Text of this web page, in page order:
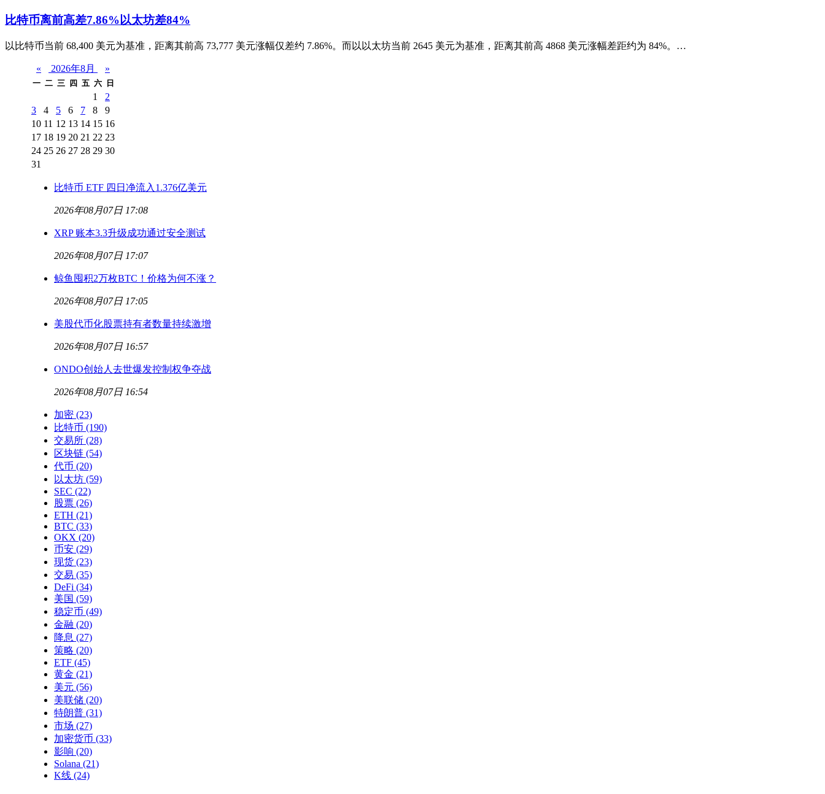
比特币离前高差7.86%以太坊差84%
以比特币当前 68,400 美元为基准，距离其前高 73,777 美元涨幅仅差约 7.86%。而以以太坊当前 2645 美元为基准，距离其前高 4868 美元涨幅差距约为 84%。…
« 2026年8月 »
一 二 三 四 五 六 日
1
2
3
4 5 6 7 8
9
10 11 12 13 14 15 16
17 18 19 20 21 22 23
24 25 26 27 28 29 30
31
比特币 ETF 四日净流入1.376亿美元
2026年08月07日 17:08
XRP 账本3.3升级成功通过安全测试
2026年08月07日 17:07
鲸鱼囤积2万枚BTC！价格为何不涨？
2026年08月07日 17:05
美股代币化股票持有者数量持续激增
2026年08月07日 16:57
ONDO创始人去世爆发控制权争夺战
2026年08月07日 16:54
加密 (23)
比特币 (190)
交易所 (28)
区块链 (54)
代币 (20)
以太坊 (59)
SEC (22)
股票 (26)
ETH (21)
BTC (33)
OKX (20)
币安 (29)
现货 (23)
交易 (35)
DeFi (34)
美国 (59)
稳定币 (49)
金融 (20)
降息 (27)
策略 (20)
ETF (45)
黄金 (21)
美元 (56)
美联储 (20)
特朗普 (31)
市场 (27)
加密货币 (33)
影响 (20)
Solana (21)
K线 (24)